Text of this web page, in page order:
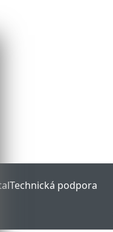
Technická podpora